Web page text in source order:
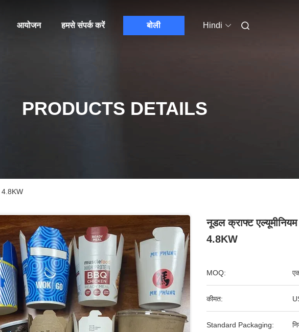
आयोजन हमसे संपर्क करें बोली Hindi
PRODUCTS DETAILS
4.8KW
नूडल क्राफ्ट
4.8KW
MOQ:
कीमत:
Standard Packaging: